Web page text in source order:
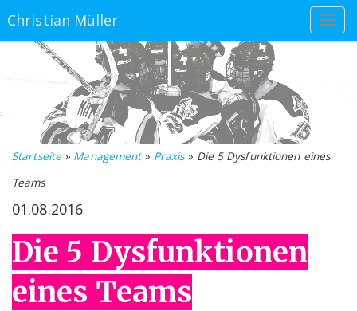
Christian Müller
Startseite » Management» Praxis» Die 5 Dysfunktionen eines
Teams
01.08.2016
Die 5 Dysfunktionen
eines Teams